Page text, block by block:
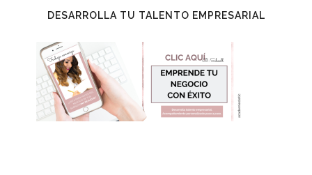
DESARROLLA TU TALENTO EMPRESARIAL